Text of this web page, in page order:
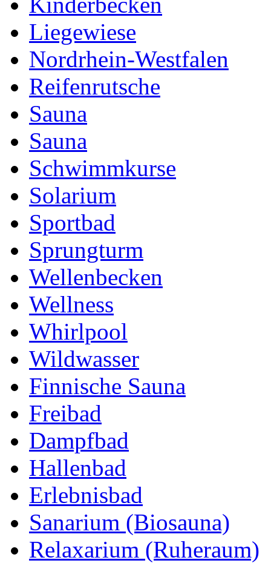
Liegewiese
Nordrhein-Westfalen
Reifenrutsche
Sauna
Sauna
Schwimmkurse
Solarium
Sportbad
Sprungturm
Wellenbecken
Wellness
Whirlpool
Wildwasser
Finnische Sauna
Freibad
Dampfbad
Hallenbad
Erlebnisbad
Sanarium (Biosauna)
Relaxarium (Ruheraum)